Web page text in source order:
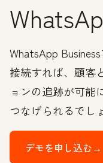
WhatsApp
接続すれば、顧客
ョンの追跡が可能
つなげられるでし
デモを申し込む→